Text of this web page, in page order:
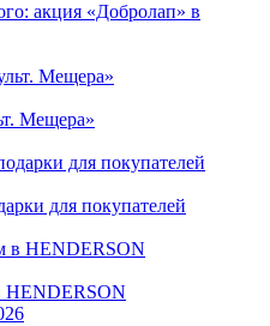
акция «Добролап» в
Мещера»
для покупателей
HENDERSON